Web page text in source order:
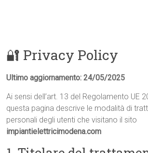
🔐 Privacy Policy
Ultimo aggiornamento: 24/05/2025
Ai sensi dell’art. 13 del Regolamento UE
questa pagina descrive le modalità di
personali degli utenti che visitano il sito
impiantielettricimodena.com